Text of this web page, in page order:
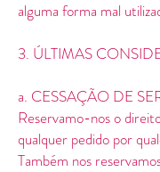
alguma forma mal
3. ÚLTIMAS
a. CESSAÇÃO DE
Reservamo-nos o
qualquer pedido por
Também nos